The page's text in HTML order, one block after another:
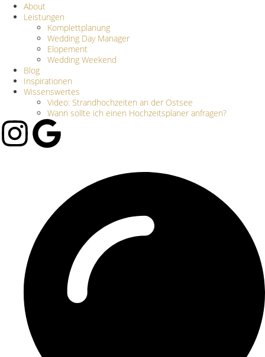
About
Leistungen
Komplettplanung
Wedding Day Manager
Elopement
Wedding Weekend
Blog
Inspirationen
Wissenswertes
Video: Strandhochzeiten an der Ostsee
Wann sollte ich einen Hochzeitsplaner anfragen?